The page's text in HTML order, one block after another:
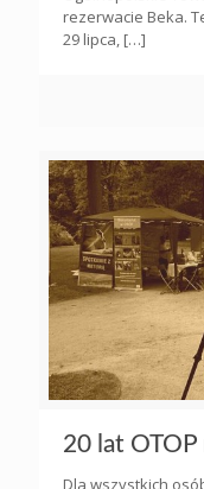
rezerwacie Beka.
29 lipca, […]
20 lat OTOP